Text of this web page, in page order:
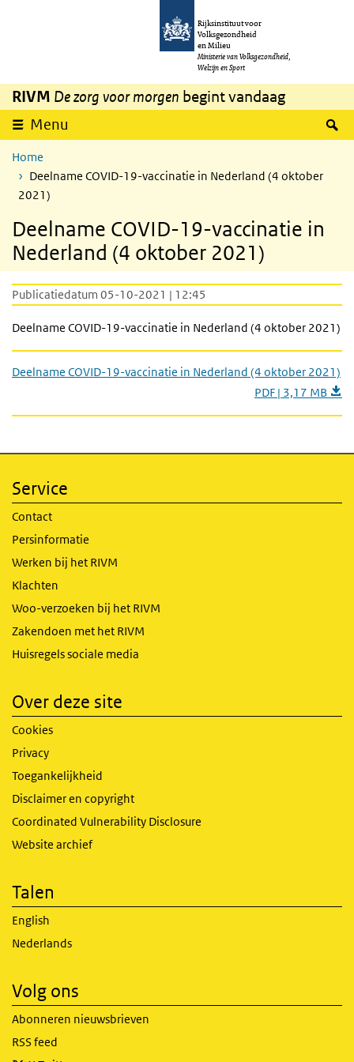
Overslaan en naar de inhoud gaan
Rijksinstituut voor
Volksgezondheid
en Milieu
Ministerie van Volksgezondheid,
Welzijn en Sport
RIVM De zorg voor morgen begint vandaag
Menu
Home
Deelname COVID-19-vaccinatie in Nederland (4 oktober
2021)
Deelname COVID-19-vaccinatie in
Nederland (4 oktober 2021)
Publicatiedatum 05-10-2021 | 12:45
Deelname COVID-19-vaccinatie in Nederland (4 oktober 2021)
Deelname COVID-19-vaccinatie in Nederland (4 oktober 2021)
PDF | 3,17 MB
Service
Contact
Persinformatie
Werken bij het RIVM
Klachten
Woo-verzoeken bij het RIVM
Zakendoen met het RIVM
Huisregels sociale media
Over deze site
Cookies
Privacy
Toegankelijkheid
Disclaimer en copyright
Coordinated Vulnerability Disclosure
Website archief
Talen
English
Nederlands
Volg ons
Abonneren nieuwsbrieven
RSS feed